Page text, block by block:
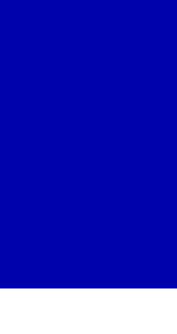
SCAN-R